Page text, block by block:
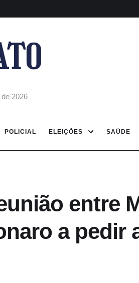
2026
POLICIAL ELEIÇÕES SAÚDE
entre
a pedir